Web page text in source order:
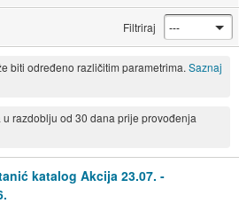
Filtriraj
biti određeno različitim parametrima. Saznaj
razdoblju od 30 dana prije provođenja
katalog Akcija 23.07. -